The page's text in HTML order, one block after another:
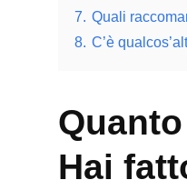
7. Quali
8. C’è
Hai